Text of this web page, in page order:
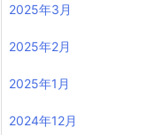
2025年3月
2025年2月
2025年1月
2024年12月